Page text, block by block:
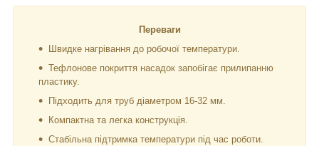
Переваги
Швидке нагрівання до робочої температури.
Тефлонове покриття насадок запобігає прилипанню
пластику.
Підходить для труб діаметром 16-32 мм.
Компактна та легка конструкція.
Стабільна підтримка температури під час роботи.